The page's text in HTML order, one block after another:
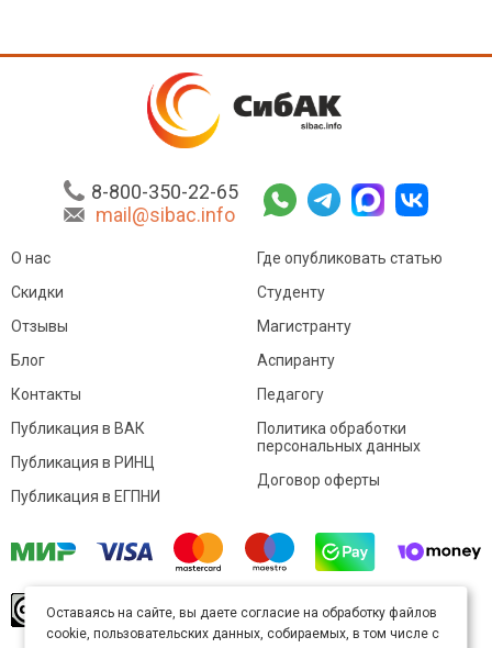
8-800-350-22-65
mail@sibac.info
О нас
Скидки
Отзывы
Блог
Контакты
Где опубликовать статью
Студенту
Магистранту
Аспиранту
Педагогу
Публикация в ВАК
Публикация в РИНЦ
Публикация в ЕГПНИ
Политика обработки
персональных данных
Договор оферты
произведение доступно полицензии Creative
Commons «Attribution» («Атрибуция») 4.0
Оставаясь на сайте, вы даете согласие на обработку файлов
cookie, пользовательских данных, собираемых, в том числе с